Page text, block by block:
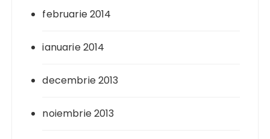
februarie 2014
ianuarie 2014
decembrie 2013
noiembrie 2013